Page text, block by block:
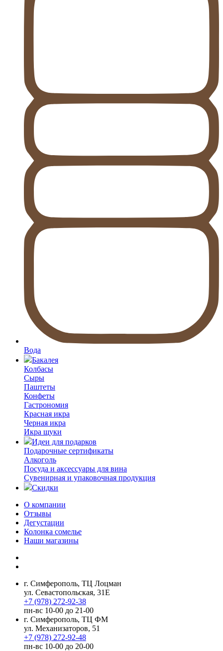
Вода
Бакалея
Колбасы
Сыры
Паштеты
Конфеты
Гастрономия
Красная икра
Черная икра
Икра щуки
Идеи для подарков
Подарочные сертификаты
Алкоголь
Посуда и аксессуары для вина
Сувенирная и упаковочная продукция
Скидки
О компании
Отзывы
Дегустации
Колонка сомелье
Наши магазины
г. Симферополь, ТЦ Лоцман
ул. Севастопольская, 31Е
+7 (978) 272-92-38
пн-вс 10-00 до 21-00
г. Симферополь, ТЦ ФМ
ул. Механизаторов, 51
+7 (978) 272-92-48
пн-вс 10-00 до 20-00